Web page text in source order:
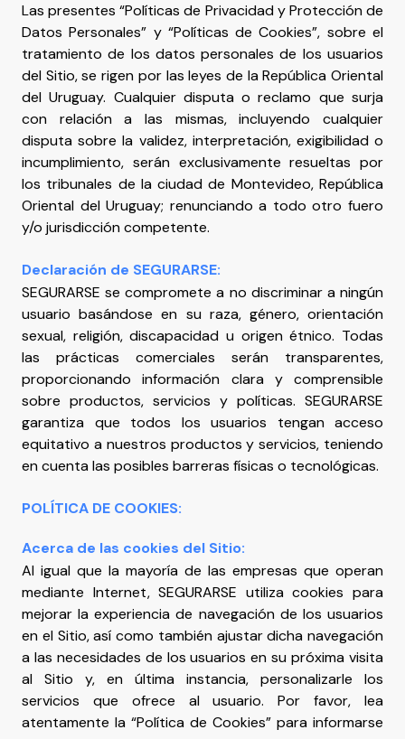
Las presentes “Políticas de Privacidad y Protección de
Datos Personales” y “Políticas de Cookies”, sobre el
tratamiento de los datos personales de los usuarios
del Sitio, se rigen por las leyes de la República Oriental
del Uruguay. Cualquier disputa o reclamo que surja
con relación a las mismas, incluyendo cualquier
disputa sobre la validez, interpretación, exigibilidad o
incumplimiento, serán exclusivamente resueltas por
los tribunales de la ciudad de Montevideo, República
Oriental del Uruguay; renunciando a todo otro fuero
y/o jurisdicción competente.
Declaración de SEGURARSE:
SEGURARSE se compromete a no discriminar a ningún
usuario basándose en su raza, género, orientación
sexual, religión, discapacidad u origen étnico. Todas
las prácticas comerciales serán transparentes,
proporcionando información clara y comprensible
sobre productos, servicios y políticas. SEGURARSE
garantiza que todos los usuarios tengan acceso
equitativo a nuestros productos y servicios, teniendo
en cuenta las posibles barreras físicas o tecnológicas.
POLÍTICA DE COOKIES:
Acerca de las cookies del Sitio:
Al igual que la mayoría de las empresas que operan
mediante Internet, SEGURARSE utiliza cookies para
mejorar la experiencia de navegación de los usuarios
en el Sitio, así como también ajustar dicha navegación
a las necesidades de los usuarios en su próxima visita
al Sitio y, en última instancia, personalizarle los
servicios que ofrece al usuario. Por favor, lea
atentamente la “Política de Cookies” para informarse